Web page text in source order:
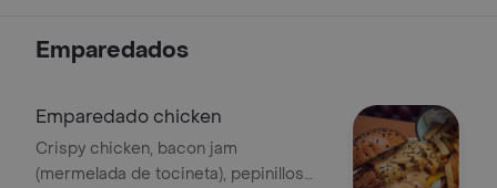
Emparedados
Emparedado chicken
Crispy chicken, bacon jam
(mermelada de tocineta), pepinillos